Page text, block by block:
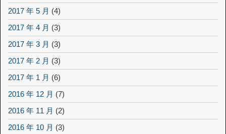
2017 年 5 月 (4)
2017 年 4 月 (3)
2017 年 3 月 (3)
2017 年 2 月 (3)
2017 年 1 月 (6)
2016 年 12 月 (7)
2016 年 11 月 (2)
2016 年 10 月 (3)